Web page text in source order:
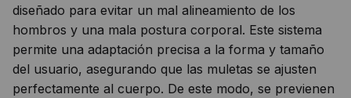
diseñado para evitar un mal alineamiento de los
hombros y una mala postura corporal. Este sistema
permite una adaptación precisa a la forma y tamaño
del usuario, asegurando que las muletas se ajusten
perfectamente al cuerpo. De este modo, se previenen